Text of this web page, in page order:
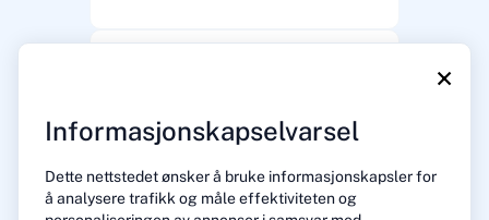
×
Informasjonskapselvarsel
Dette nettstedet ønsker å bruke informasjonskapsler for
å analysere trafikk og måle effektiviteten og